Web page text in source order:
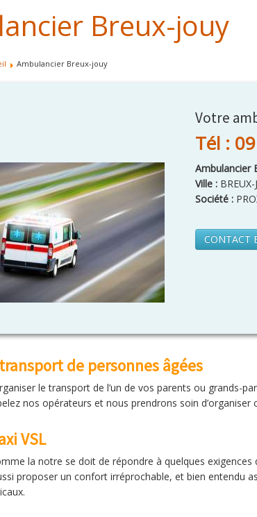
Breux-jouy
Ambulancier Breux-jouy
Votre
Tél :
Ambulancier
Ville : BREUX-
Société :
CONTACT
de personnes âgées
le transport de l’un de vos parents ou grands-
nos opérateurs et nous prendrons soin
VSL
la notre se doit de répondre à quelques
proposer un confort irréprochable, et bien entendu